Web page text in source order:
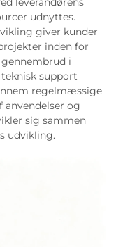
udnyttes.
giver kunder
inden for
i
teknisk support
regelmæssige
anvendelser og
sig sammen
udvikling.